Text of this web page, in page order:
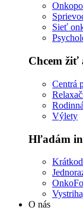
Sieť
Chcem žiť
Centrá
Výlety
Hľadám
O nás